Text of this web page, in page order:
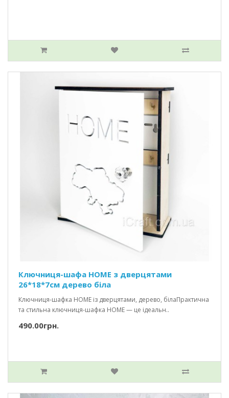
Ключниця-шафа HOME з дверцятами
26*18*7см дерево біла
Ключниця-шафка HOME із дверцятами, дерево, білаПрактична
та стильна ключниця-шафка HOME — це ідеальн..
490.00грн.